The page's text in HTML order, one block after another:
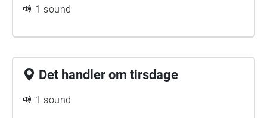
1 sound
Det handler om tirsdage
1 sound